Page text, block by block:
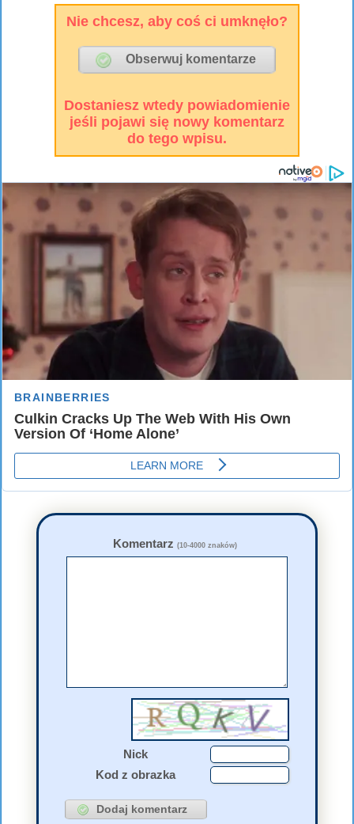
Nie chcesz, aby coś ci umknęło?
Dostaniesz wtedy powiadomienie
jeśli pojawi się nowy komentarz
do tego wpisu.
Komentarz (10-4000 znaków)
Nick
Kod z obrazka